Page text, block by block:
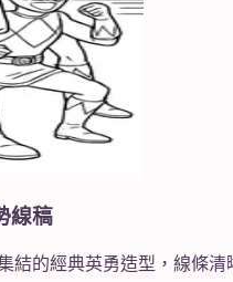
線稿
的經典英勇造型，線條清